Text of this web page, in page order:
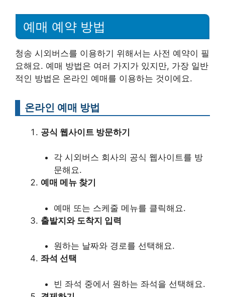
예매 예약 방법
청송 시외버스를 이용하기 위해서는 사전 예약이 필
요해요. 예매 방법은 여러 가지가 있지만, 가장 일반
적인 방법은 온라인 예매를 이용하는 것이에요.
온라인 예매 방법
공식 웹사이트 방문하기
각 시외버스 회사의 공식 웹사이트를 방
문해요.
예매 메뉴 찾기
예매 또는 스케줄 메뉴를 클릭해요.
출발지와 도착지 입력
원하는 날짜와 경로를 선택해요.
좌석 선택
빈 좌석 중에서 원하는 좌석을 선택해요.